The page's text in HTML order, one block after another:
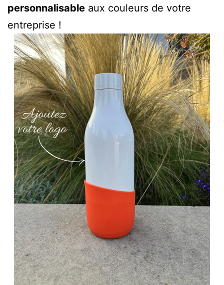
personnalisable aux couleurs de votre
entreprise !